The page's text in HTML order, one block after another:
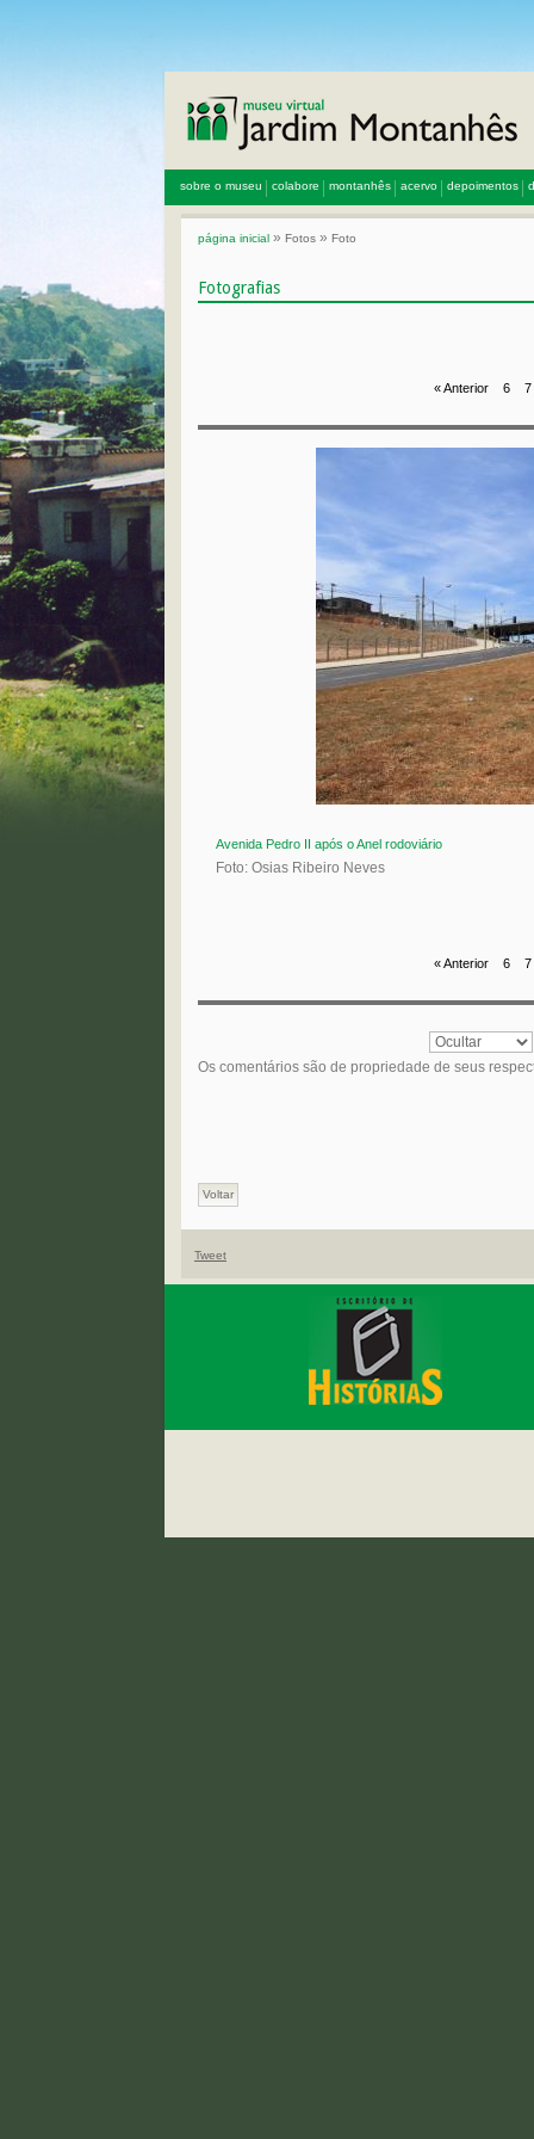
sobre o museu colabore montanhês acervo depoimentos
página inicial » Fotos » Foto
Fotografias
« Anterior 6 7
Avenida Pedro II após o Anel rodoviário
Foto: Osias Ribeiro Neves
« Anterior 6 7
Os comentários são de propriedade de seus
Voltar
Tweet